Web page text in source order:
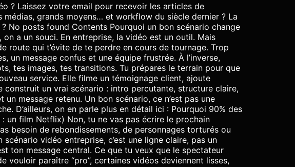
? Laissez votre email pour recevoir les articles de
grands moyens… et workflow du siècle dernier ? La
No posts found Contents Pourquoi un bon scénario change
on a un souci. En entreprise, la vidéo est un outil. Mais
route qui t’évite de te perdre en cours de tournage. Trop
un message confus et une équipe frustrée. À l’inverse,
tes images, tes transitions. Tu prépares le terrain pour que
service. Elle filme un témoignage client, ajoute
construit un vrai scénario : intro percutante, structure claire,
message retenu. Un bon scénario, ce n’est pas une
D’ailleurs, on en parle plus en détail ici : Pourquoi 90% des
: un film Netflix) Non, tu ne vas pas écrire le prochain
besoin de rebondissements, de personnages torturés ou
vidéo entreprise, c’est une ligne claire, pas un
ton message central. Ce que tu veux que le spectateur
paraître “pro”, certaines vidéos deviennent lisses,